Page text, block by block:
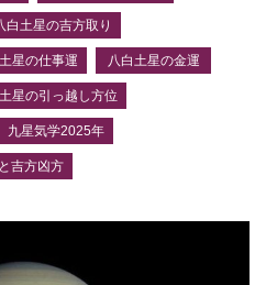
白土星の吉方取り
星の仕事運 八白土星の金運
星の引っ越し方位
九星気学2025年
吉方凶方